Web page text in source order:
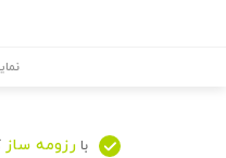
با رزومه ساز